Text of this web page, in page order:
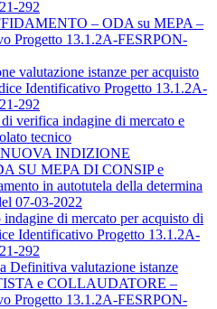
292
– ODA su MEPA –
Progetto 13.1.2A-FESRPON-
valutazione istanze per acquisto
Identificativo Progetto 13.1.2A-
292
verifica indagine di mercato e
tecnico
INDIZIONE
SU MEPA DI CONSIP e
in autotutela della determina
07-03-2022
di mercato per acquisto di
Identificativo Progetto 13.1.2A-
292
Definitiva valutazione istanze
e COLLAUDATORE –
Progetto 13.1.2A-FESRPON-